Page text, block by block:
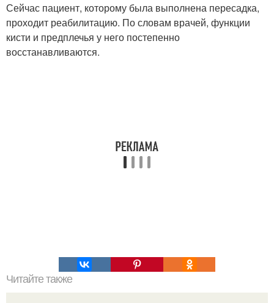
Сейчас пациент, которому была выполнена пересадка,
проходит реабилитацию. По словам врачей, функции
кисти и предплечья у него постепенно
восстанавливаются.
Читайте также